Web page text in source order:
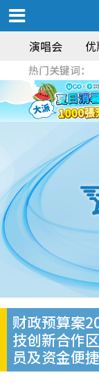
演唱会
热门关键词：
财政预算案
技创新合作
员及资金便